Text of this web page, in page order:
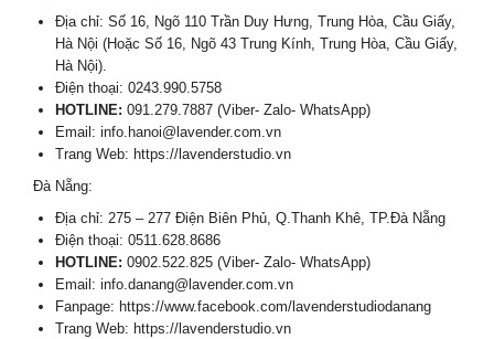
Địa chỉ: Số 16, Ngõ 110 Trần Duy Hưng, Trung Hòa, Cầu Giấy,
Hà Nội (Hoặc Số 16, Ngõ 43 Trung Kính, Trung Hòa, Cầu Giấy,
Hà Nội).
Điện thoại: 0243.990.5758
HOTLINE: 091.279.7887 (Viber- Zalo- WhatsApp)
Email: info.hanoi@lavender.com.vn
Trang Web: https://lavenderstudio.vn
Đà Nẵng:
Địa chỉ: 275 – 277 Điện Biên Phủ, Q.Thanh Khê, TP.Đà Nẵng
Điện thoại: 0511.628.8686
HOTLINE: 0902.522.825 (Viber- Zalo- WhatsApp)
Email: info.danang@lavender.com.vn
Fanpage: https://www.facebook.com/lavenderstudiodanang
Trang Web: https://lavenderstudio.vn